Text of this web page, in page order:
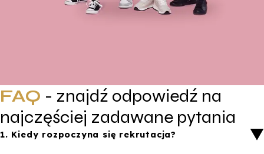
FAQ - znajdź odpowiedź na
najczęściej zadawane pytania
1. Kiedy rozpoczyna się rekrutacja?